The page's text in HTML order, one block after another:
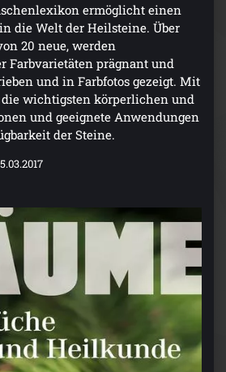
ermöglicht einen
die Welt der Heilsteine. Über
20 neue, werden
Farbvarietäten prägnant und
und in Farbfotos gezeigt. Mit
wichtigsten körperlichen und
und geeignete Anwendungen
der Steine.